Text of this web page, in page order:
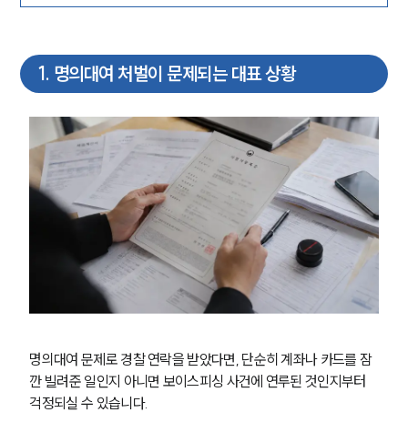
1. 명의대여 처벌이 문제되는 대표 상황
명의대여 문제로 경찰 연락을 받았다면, 단순히 계좌나 카드를 잠
깐 빌려준 일인지 아니면 보이스피싱 사건에 연루된 것인지부터
걱정되실 수 있습니다.